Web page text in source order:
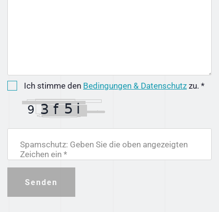
Ich stimme den Bedingungen & Datenschutz zu. *
Spamschutz: Geben Sie die oben angezeigten
Zeichen ein *
Senden